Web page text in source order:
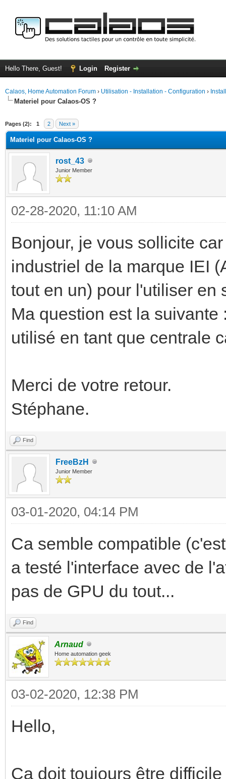
Hello There, Guest! Login Register
Calaos, Home Automation Forum › Utilisation - Installation - Configuration ›
Materiel pour Calaos-OS ?
Pages (2): 1 2 Next »
Materiel pour Calaos-OS ?
rost_43
Junior Member
02-28-2020, 11:10 AM
Bonjour, je vous sollicite
industriel de la marque IEI
tout en un) pour l'utiliser en
Ma question est la
utilisé en tant que centrale
Merci de votre retour.
Stéphane.
Find
FreeBzH
Junior Member
03-01-2020, 04:14 PM
Ca semble compatible
a testé l'interface avec de
pas de GPU du tout...
Find
Arnaud
Home automation geek
03-02-2020, 12:38 PM
Hello,
Ca doit toujours être